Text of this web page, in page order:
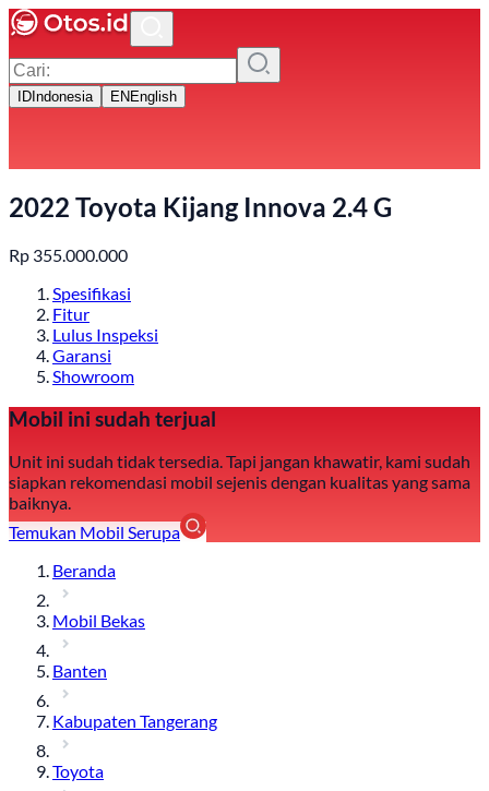
ID Indonesia EN English
2022 Toyota Kijang Innova 2.4 G
Rp 355.000.000
Spesifikasi
Fitur
Lulus Inspeksi
Garansi
Showroom
Mobil ini sudah terjual
Unit ini sudah tidak tersedia. Tapi jangan khawatir, kami sudah
siapkan rekomendasi mobil sejenis dengan kualitas yang sama
baiknya.
Temukan Mobil Serupa
Beranda
Mobil Bekas
Banten
Kabupaten Tangerang
Toyota